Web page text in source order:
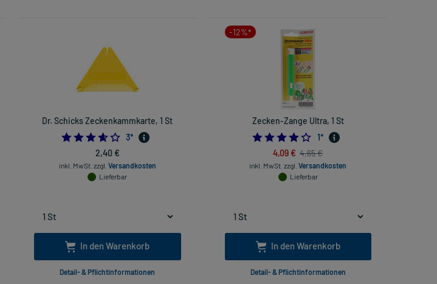
Dr. Schicks Zeckenkammkarte, 1 St
3.6666666666666665
3*
2,40 €
inkl. MwSt. zzgl. Versandkosten
Lieferbar
In den Warenkorb
Detail- & Pflichtinformationen
-12%*
Zecken-Zange Ultra, 1 St
4.0
1*
4,09 € 4,65 €
inkl. MwSt. zzgl.Versandkosten
Lieferbar
In den Warenkorb
Detail- & Pflichtinformationen